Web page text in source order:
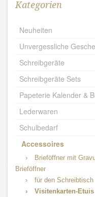
Kategorien
Neuheiten
Unvergessliche
Schreibgeräte
Schreibgeräte Sets
Papeterie Kalender &
Lederwaren
Schulbedarf
Accessoires
›
Brieföffner mit
Brieföffner
›
für den Schreibtisch
›
Visitenkarten-Etuis